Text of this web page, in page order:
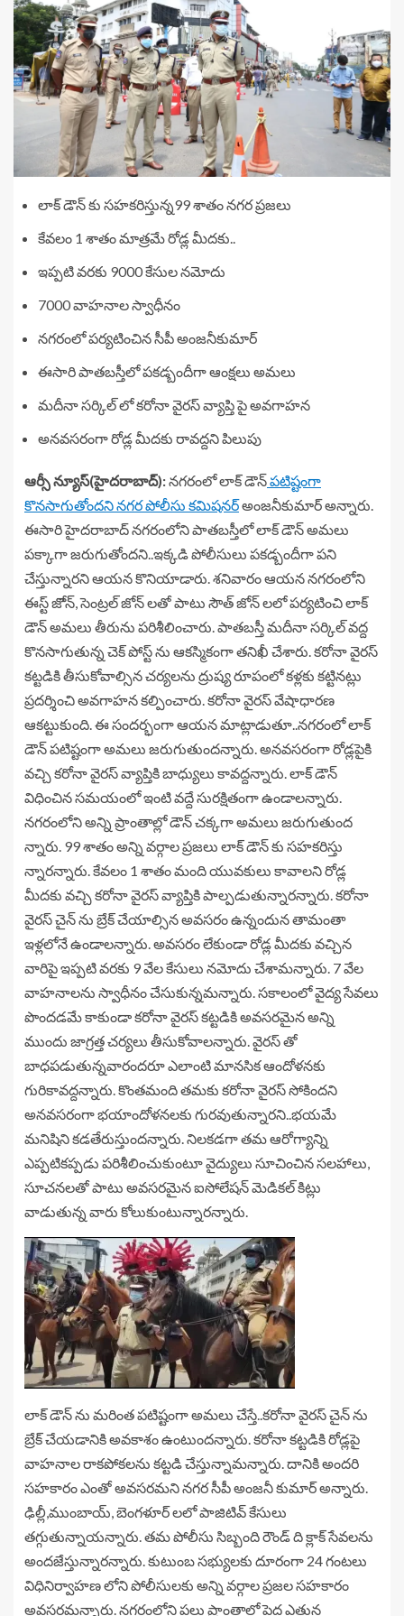
లాక్ డౌన్ కు సహకరిస్తున్న99 శాతం నగర ప్రజలు
కేవలం 1 శాతం మాత్రమే రోడ్ల మీదకు..
ఇప్పటి వరకు 9000 కేసుల నమోదు
7000 వాహనాల స్వాధీనం
నగరంలో పర్యటించిన సీపీ అంజనీకుమార్
ఈసారి పాతబస్తీలో పకడ్బందీగా ఆంక్షలు అమలు
మదీనా సర్కిల్ లో కరోనా వైరస్ వ్యాప్తి పై అవగాహన
అనవసరంగా రోడ్ల మీదకు రావద్దని పిలుపు
ఆర్సీ న్యూస్(హైదరాబాద్):నగరంలో లాక్ డౌన్పటిష్టంగా
కొనసాగుతోందని నగర పోలీసు కమిషనర్అంజనీకుమార్ అన్నారు.
ఈసారి హైదరాబాద్ నగరంలోని పాతబస్తీలో లాక్ డౌన్ అమలు
పక్కాగా జరుగుతోందని..ఇక్కడి పోలీసులు పకడ్బందీగా పని
చేస్తున్నారని ఆయన కొనియాడారు. శనివారం ఆయన నగరంలోని
ఈస్ట్ జోెన్, సెంట్రల్ జోన్ లతో పాటు సౌత్ జోన్ లలో పర్యటించి లాక్
డౌన్ అమలు తీరును పరిశీలించారు. పాతబస్తీ మదీనా సర్కిల్ వద్ద
కొనసాగుతున్న చెక్ పోస్ట్ ను ఆకస్మికంగా తనిఖీ చేశారు. కరోనా వైరస్
కట్టడికి తీసుకోవాల్సిన చర్యలను ద్రుష్య రూపంలో కళ్లకు కట్టినట్లు
ప్రదర్శించి అవగాహన కల్పించారు. కరోనా వైరస్ వేషాధారణ
ఆకట్టుకుంది. ఈ సందర్భంగా ఆయన మాట్లాడుతూ..నగరంలో లాక్
డౌన్ పటిష్టంగా అమలు జరుగుతుందన్నారు. అనవసరంగా రోడ్లపైకి
వచ్చి కరోనా వైరస్ వ్యాప్తికి బాధ్యులు కావద్దన్నారు. లాక్ డౌన్
విధించిన సమయంలో ఇంటి వద్దే సురక్షితంగా ఉండాలన్నారు.
నగరంలోని అన్ని ప్రాంతాల్లో డౌన్ చక్కగా అమలు జరుగుతుంద
న్నారు. 99 శాతం అన్ని వర్గాల ప్రజలు లాక్ డౌన్ కు సహకరిస్తు
న్నారన్నారు. కేవలం 1 శాతం మంది యువకులు కావాలని రోడ్ల
మీదకు వచ్చి కరోనా వైరస్ వ్యాప్తికి పాల్పడుతున్నారన్నారు. కరోనా
వైరస్ చైన్ ను బ్రేక్ చేయాల్సిన అవసరం ఉన్నందున తామంతా
ఇళ్లలోనే ఉండాలన్నారు. అవసరం లేకుండా రోడ్ల మీదకు వచ్చిన
వారిపై ఇప్పటి వరకు 9 వేల కేసులు నమోదు చేశామన్నారు. 7 వేల
వాహనాలను స్వాధీనం చేసుకున్నమన్నారు. సకాలంలో వైద్య సేవలు
పొందడమే కాకుండా కరోనా వైరస్ కట్టడికి అవసరమైన అన్ని
ముందు జాగ్రత్త చర్యలు తీసుకోవాలన్నారు. వైరస్ తో
బాధపడుతున్నవారందరూ ఎలాంటి మానసిక ఆందోళనకు
గురికావద్దన్నారు. కొంతమంది తమకు కరోనా వైరస్ సోకిందని
అనవసరంగా భయాందోళనలకు గురవుతున్నారని..భయమే
మనిషిని కడతేరుస్తుందన్నారు. నిలకడగా తమ ఆరోగ్యాన్ని
ఎప్పటికప్పడు పరిశీలించుకుంటూ వైద్యులు సూచించిన సలహాలు,
సూచనలతో పాటు అవసరమైన ఐసోలేషన్ మెడికల్ కిట్లు
వాడుతున్న వారు కోలుకుంటున్నారన్నారు.
లాక్ డౌన్ ను మరింత పటిష్టంగా అమలు చేస్తే..కరోనా వైరస్ చైన్ ను
బ్రేక్ చేయడానికి అవకాశం ఉంటుందన్నారు. కరోనా కట్టడికి రోడ్లపై
వాహనాల రాకపోకలను కట్టడి చేస్తున్నామన్నారు. దానికి అందరి
సహకారం ఎంతో అవసరమని నగర సీపీ అంజనీ కుమార్ అన్నారు.
ఢిల్లీ,ముంబాయ్, బెంగళూర్ లలో పాజిటివ్ కేసులు
తగ్గుతున్నాయన్నారు. తమ పోలీసు సిబ్బంది రౌండ్ ది క్లాక్ సేవలను
అందజేస్తున్నారన్నారు. కుటుంబ సభ్యులకు దూరంగా 24 గంటలు
విధినిర్వాహణ లోని పోలీసులకు అన్ని వర్గాల ప్రజల సహకారం
అవసరమన్నారు. నగరంలోని పలు ప్రాంతాల్లో పెద్ద ఎత్తున